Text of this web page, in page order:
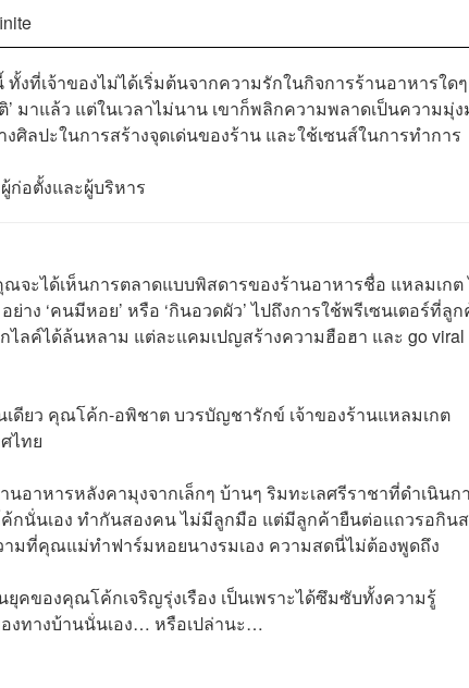
งที่เจ้าของไม่ได้เริ่มต้นจากความรักในกิจการร้านอาหารใดๆ
มาแล้ว แต่ในเวลาไม่นาน เขาก็พลิกความพลาดเป็นความมุ่
ศิลปะในการสร้างจุดเด่นของร้าน และใช้เซนส์ในการทำการ
อตั้งและผู้บริหาร
ะได้เห็นการตลาดแบบพิสดารของร้านอาหารชื่อ แหลมเกต
ง ‘คนมีหอย’ หรือ ‘กินอวดผัว’ ไปถึงการใช้พรีเซนเตอร์ที่ลู
ไลค์ได้ล้นหลาม แต่ละแคมเปญสร้างความฮือฮา และ go
ยว คุณโค้ก-อพิชาต บวรบัญชารักข์ เจ้าของร้านแหลมเกต
ไทย
อาหารหลังคามุงจากเล็กๆ บ้านๆ ริมทะเลศรีราชาที่ดำเนินก
นเอง ทำกันสองคน ไม่มีลูกมือ แต่มีลูกค้ายืนต่อแถวรอกิน
มที่คุณแม่ทำฟาร์มหอยนางรมเอง ความสดนี่ไม่ต้องพูดถึง
คของคุณโค้กเจริญรุ่งเรือง เป็นเพราะได้ซึมซับทั้งความรู้
งทางบ้านนั่นเอง… หรือเปล่านะ…